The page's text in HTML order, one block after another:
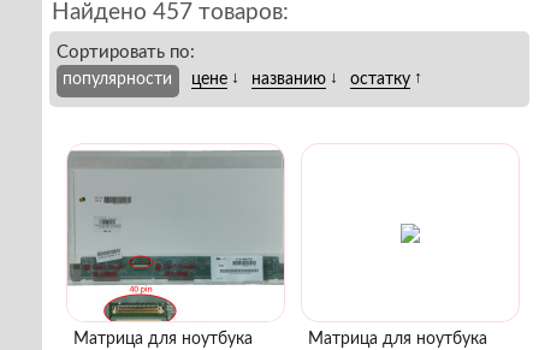
Найдено 457 товаров:
Сортировать по:
популярности цене ↓ названию ↓ остатку ↑
Матрица для ноутбука
Матрица для ноутбука